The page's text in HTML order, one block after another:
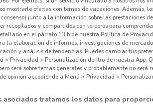
457 m
mostrarle ofertas con temas de vacaciones. Además,
junto a la información sobre las prestaciones
recopilados y compartidos con terceros para
en el párrafo 13.b de nuestra Política de
la elaboración de informes, investigaciones de
y análisis de tendencias. Puedes cambiar tus
Privacidad > Personalización dentro de nuestra App.
será sobre temas generales y probablemente no será
opinión accediendo a Menú > Privacidad >
asociados tratamos los datos para